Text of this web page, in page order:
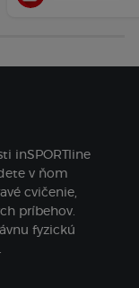
inSPORTline
v ňom
cvičenie,
príbehov.
fyzickú